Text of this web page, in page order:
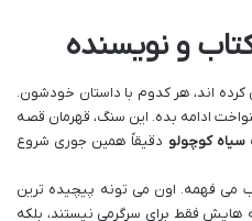
و نویسنده
اند، هر کدوم با داستان خودشون.
ادامه بده. این سنگ، قهرمان قصه
کوچولو دقیقاً همین جوری شروع
می فهمه. اون می تونه پیچیده ترین
فقط برای سرگرمی نیستند، بلکه